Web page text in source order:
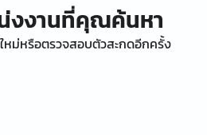
งงานที่คุณค้นหา
หม่หรือตรวจสอบตัวสะกดอีกครั้ง